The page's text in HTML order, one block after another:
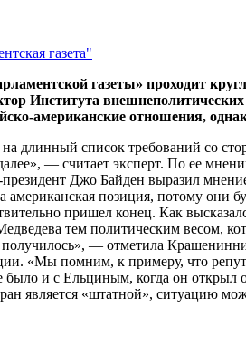
газета"
газеты» проходит
Института
американские отношения,
длинный список требований со
— считает эксперт. По ее
Джо Байден выразил
американская позиция, потому они
пришел конец. Как
тем политическим весом,
получилось», — отметила
«Мы помним, к примеру, что
было и с Ельциным, когда он открыл
является «штатной», ситуацию